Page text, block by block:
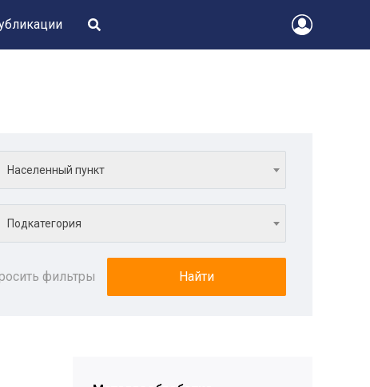
Населенный пункт
Подкатегория
фильтры